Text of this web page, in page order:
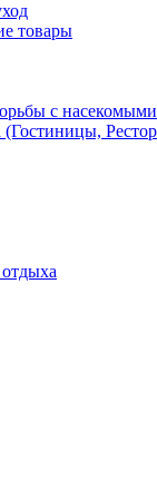
товары
с
(Гостиницы,